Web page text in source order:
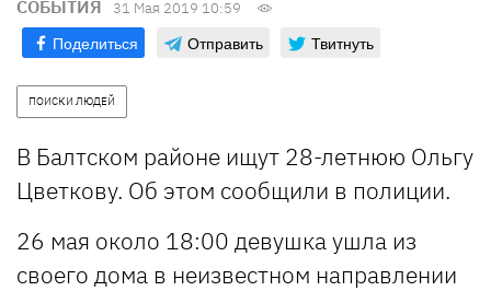
СОБЫТИЯ 31 Мая 2019 10:59
Поделиться Отправить Твитнуть
ПОИСКИ ЛЮДЕЙ
В Балтском районе ищут 28-летнюю Ольгу
Цветкову. Об этом сообщили в полиции.
26 мая около 18:00 девушка ушла из
своего дома в неизвестном направлении